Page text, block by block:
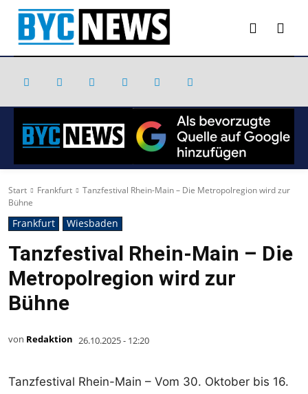
Start Frankfurt
Tanzfestival Rhein-Main – Die Metropolregion wird zur
Bühne
Frankfurt Wiesbaden
Tanzfestival Rhein-Main – Die
Metropolregion wird zur
Bühne
von Redaktion 26.10.2025 - 12:20
Tanzfestival Rhein-Main – Vom 30. Oktober bis 16.